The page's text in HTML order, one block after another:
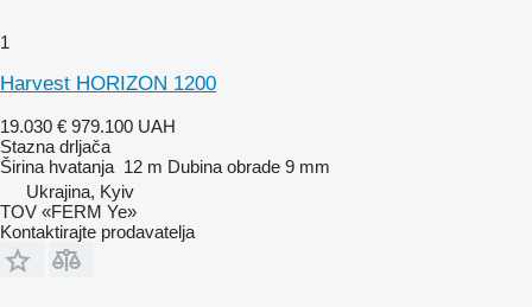
1
Harvest HORIZON 1200
19.030 € 979.100 UAH
Stazna drljača
Širina hvatanja 12 m Dubina obrade 9 mm
Ukrajina, Kyiv
TOV «FERM Ye»
Kontaktirajte prodavatelja